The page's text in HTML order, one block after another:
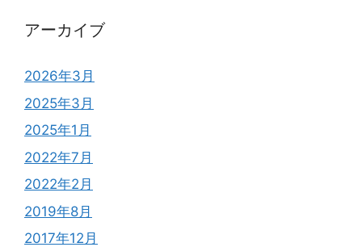
アーカイブ
2026年3月
2025年3月
2025年1月
2022年7月
2022年2月
2019年8月
2017年12月